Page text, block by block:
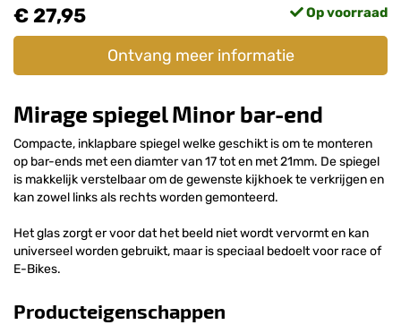
€ 27,95 Op voorraad
Ontvang meer informatie
Mirage spiegel Minor bar-end
Compacte, inklapbare spiegel welke geschikt is om te monteren
op bar-ends met een diamter van 17 tot en met 21mm. De spiegel
is makkelijk verstelbaar om de gewenste kijkhoek te verkrijgen en
kan zowel links als rechts worden gemonteerd.
Het glas zorgt er voor dat het beeld niet wordt vervormt en kan
universeel worden gebruikt, maar is speciaal bedoelt voor race of
E-Bikes.
Producteigenschappen